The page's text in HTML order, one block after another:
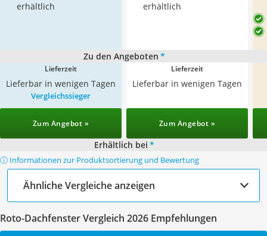
erhältlich
erhältlich
Zu den Angeboten *
Lieferzeit
Lieferbar in wenigen Tagen
Lieferzeit
Lieferbar in wenigen Tagen
Vergleichssieger
Zum Angebot » Zum Angebot »
Erhältlich bei *
ⓘ Informationen zur Produktsortierung und Bewertung
Ähnliche Vergleiche anzeigen
Roto-Dachfenster Vergleich 2026 Empfehlungen